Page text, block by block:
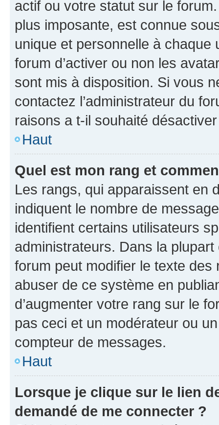
actif ou votre statut sur le
plus imposante, est connue
unique et personnelle à chaque
forum d’activer ou non les
sont mis à disposition. Si vous
contactez l’administrateur du
raisons a t-il souhaité
Haut
Quel est mon rang et
Les rangs, qui apparaissent en
indiquent le nombre de
identifient certains utilisateurs
administrateurs. Dans la
forum peut modifier le texte
abuser de ce système en
d’augmenter votre rang sur le
pas ceci et un modérateur ou
compteur de messages.
Haut
Lorsque je clique sur le lien
demandé de me connecter ?